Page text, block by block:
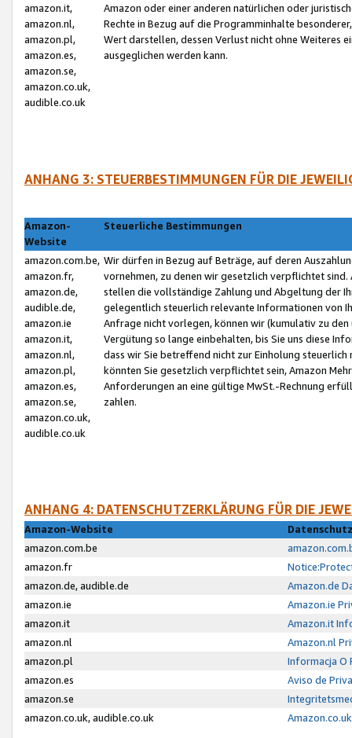
amazon.it,
amazon.nl,
amazon.pl,
amazon.es,
amazon.se,
amazon.co.uk,
audible.co.uk
Amazon oder einer anderen natürlichen oder
Rechte in Bezug auf die Programminhalte
Wert darstellen, dessen Verlust nicht ohne Weiteres
ausgeglichen werden kann.
ANHANG 3: STEUERBESTIMMUNGEN FÜR DIE
Amazon-
Website
Steuerliche Bestimmungen
amazon.com.be,
amazon.fr,
amazon.de,
audible.de,
amazon.ie
amazon.it,
amazon.nl,
amazon.pl,
amazon.es,
amazon.se,
amazon.co.uk,
audible.co.uk
Wir dürfen in Bezug auf Beträge, auf deren
vornehmen, zu denen wir gesetzlich verpflichtet
stellen die vollständige Zahlung und Abgeltung der
gelegentlich steuerlich relevante Informationen von
Anfrage nicht vorlegen, können wir (kumulativ zu
Vergütung so lange einbehalten, bis Sie uns diese
dass wir Sie betreffend nicht zur Einholung
könnten Sie gesetzlich verpflichtet sein, Amazon
Anforderungen an eine gültige MwSt.-Rechnung
zahlen.
ANHANG 4: DATENSCHUTZERKLÄRUNG FÜR DIE
Amazon-Website
amazon.com.be
amazon.fr
amazon.de, audible.de
Amazon.de
amazon.ie
Amazon.ie
amazon.it
Amazon.it
amazon.nl
Amazon.nl
amazon.pl
Informacja O
amazon.es
Aviso de
amazon.se
amazon.co.uk, audible.co.uk